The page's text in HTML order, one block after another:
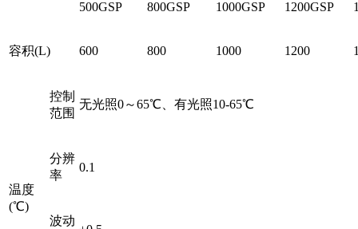
500GSP
800GSP
1000GSP
1200GSP
容积(L) 600 800 1000 1200
温度
(℃)
控制
范围
无光照0～65℃、有光照10-65℃
分辨
率
0.1
波动